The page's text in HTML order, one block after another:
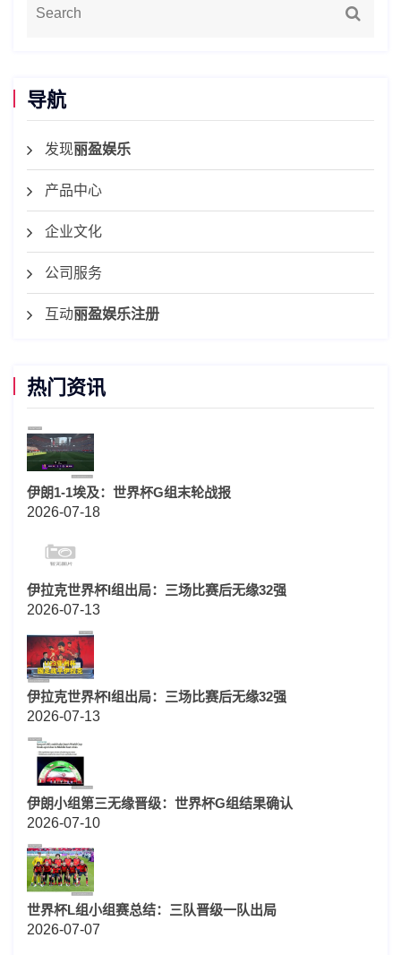
导航
发现丽盈娱乐
产品中心
企业文化
公司服务
互动丽盈娱乐注册
热门资讯
伊朗1-1埃及：世界杯G组末轮战报
2026-07-18
伊拉克世界杯I组出局：三场比赛后无缘32强
2026-07-13
伊拉克世界杯I组出局：三场比赛后无缘32强
2026-07-13
伊朗小组第三无缘晋级：世界杯G组结果确认
2026-07-10
世界杯L组小组赛总结：三队晋级一队出局
2026-07-07